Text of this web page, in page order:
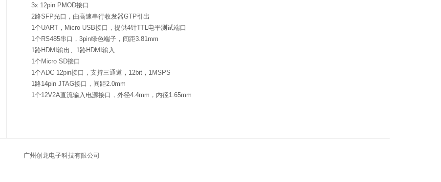
3x 12pin PMOD接口
2路SFP光口，由高速串行收发器GTP引出
1个UART，Micro USB接口，提供4针TTL电平测试端口
1个RS485串口，3pin绿色端子，间距3.81mm
1路HDMI输出、1路HDMI输入
1个Micro SD接口
1个ADC 12pin接口，支持三通道，12bit，1MSPS
1路14pin JTAG接口，间距2.0mm
1个12V2A直流输入电源接口，外径4.4mm，内径1.65mm
广州创龙电子科技有限公司